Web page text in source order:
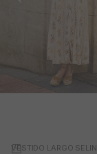
VESTIDO LARGO